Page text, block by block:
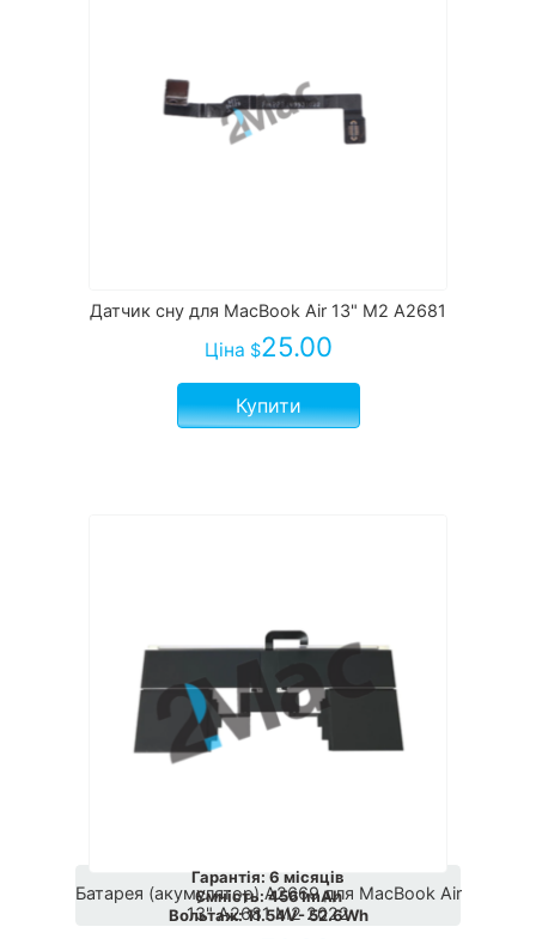
Датчик сну для MacBook Air 13" M2 A2681
Ціна $25.00
Купити
Батарея (акумулятор) A2669 для MacBook Air
13" A2681 M2 2022
Гарантія: 6 місяців
Ємність:4561mAh
Вольтаж:11.54V- 52.6Wh